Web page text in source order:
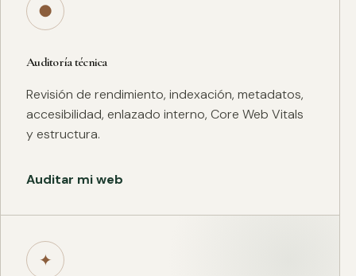
●
Auditoría técnica
Revisión de rendimiento, indexación, metadatos,
accesibilidad, enlazado interno, Core Web Vitals
y estructura.
Auditar mi web
✦